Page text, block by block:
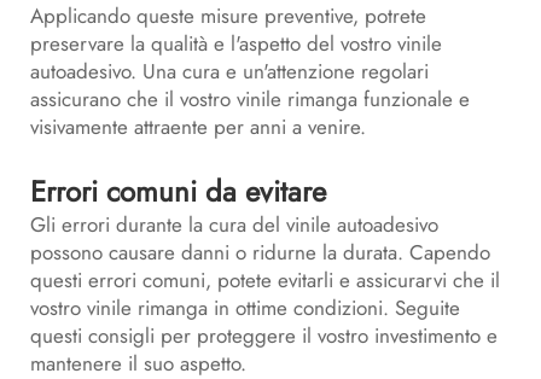
Applicando queste misure preventive, potrete
preservare la qualità e l'aspetto del vostro vinile
autoadesivo. Una cura e un'attenzione regolari
assicurano che il vostro vinile rimanga funzionale e
visivamente attraente per anni a venire.
Errori comuni da evitare
Gli errori durante la cura del vinile autoadesivo
possono causare danni o ridurne la durata. Capendo
questi errori comuni, potete evitarli e assicurarvi che il
vostro vinile rimanga in ottime condizioni. Seguite
questi consigli per proteggere il vostro investimento e
mantenere il suo aspetto.